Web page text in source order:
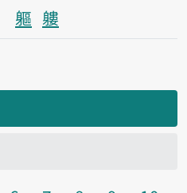
軀 軁